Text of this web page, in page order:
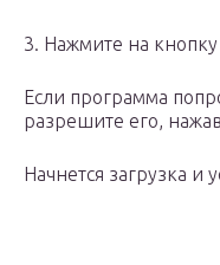
3. Нажмите на кнопку
Если программа
разрешите его,
Начнется загрузка и